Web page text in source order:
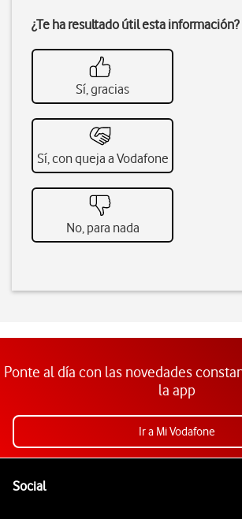
¿Te ha resultado útil esta información?
Sí, gracias
Sí, con queja a Vodafone
No, para nada
Ponte al día con las novedades
la app
Ir a Mi Vodafone
SocialEnlaces a las redes sociales de